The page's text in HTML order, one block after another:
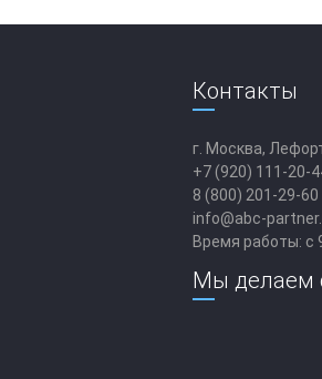
Контакты
г. Москва,
+7 (920) 111-20-
8 (800) 201-29-60
info@abc-
Время работы: с
Мы делаем